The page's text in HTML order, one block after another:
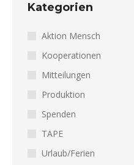
Kategorien
Aktion Mensch
Kooperationen
Mitteilungen
Produktion
Spenden
TAPE
Urlaub/Ferien